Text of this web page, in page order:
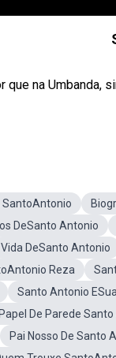
que na Umbanda,
SantoAntonio
DeSanto Antonio
Vida DeSanto Antonio
Reza
Santo Antonio
Papel De Parede
Pai Nosso De Santo